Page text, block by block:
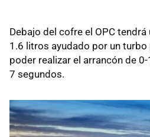
Debajo del cofre el OPC
1.6 litros ayudado por un
poder realizar el arrancón de
7 segundos.